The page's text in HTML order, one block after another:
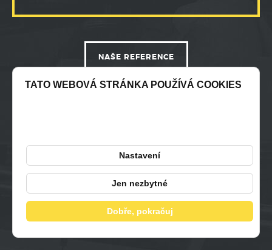
NAŠE REFERENCE
NEZÁVAZNÁ POPTÁVKA
TATO WEBOVÁ STRÁNKA POUŽÍVÁ COOKIES
Nastavení
Jen nezbytné
Dobře, pokračuj